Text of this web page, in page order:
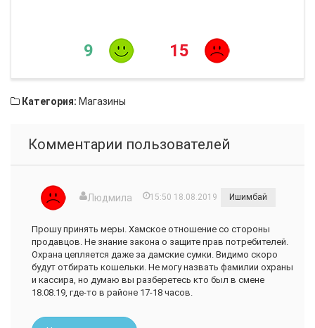
9 15
Категория: Магазины
Комментарии пользователей
Людмила 15:50 18.08.2019 Ишимбай
Прошу принять меры. Хамское отношение со стороны
продавцов. Не знание закона о защите прав потребителей.
Охрана цепляется даже за дамские сумки. Видимо скоро
будут отбирать кошельки. Не могу назвать фамилии охраны
и кассира, но думаю вы разберетесь кто был в смене
18.08.19, где-то в районе 17-18 часов.